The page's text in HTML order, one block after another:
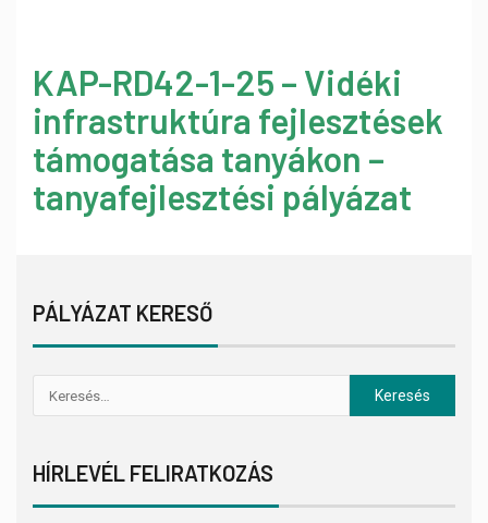
KAP-RD42-1-25 – Vidéki
infrastruktúra fejlesztések
támogatása tanyákon –
tanyafejlesztési pályázat
PÁLYÁZAT KERESŐ
HÍRLEVÉL FELIRATKOZÁS